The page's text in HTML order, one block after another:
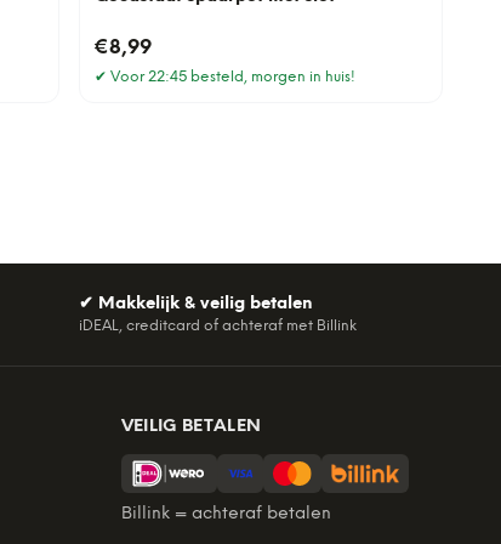
€8,99
✔ Voor 22:45 besteld, morgen in huis!
✔ Makkelijk & veilig betalen
iDEAL, creditcard of achteraf met Billink
VEILIG BETALEN
Billink = achteraf betalen